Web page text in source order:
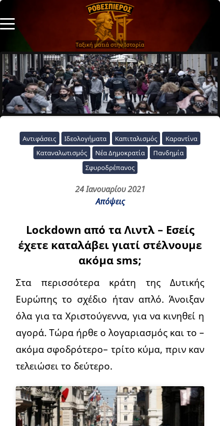
Ταξική ματιά στην Ιστορία
Αντιφάσεις Ιδεολογήματα Καπιταλισμός
Καραντίνα
Καταναλωτισμός
Νέα Δημοκρατία
Πανδημία
Σφυροδρέπανος
24 Ιανουαρίου 2021
Απόψεις
Lockdown από τα Λιντλ – Εσείς
έχετε καταλάβει γιατί στέλνουμε
ακόμα sms;
Στα περισσότερα κράτη της Δυτικής
Ευρώπης το σχέδιο ήταν απλό. Άνοιξαν
όλα για τα Χριστούγεννα, για να κινηθεί η
αγορά. Τώρα ήρθε ο λογαριασμός και το –
ακόμα σφοδρότερο– τρίτο κύμα, πριν καν
τελειώσει το δεύτερο.